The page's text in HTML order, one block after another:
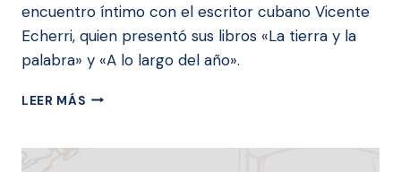
encuentro íntimo con el escritor cubano Vicente
Echerri, quien presentó sus libros «La tierra y la
palabra» y «A lo largo del año».
LEER MÁSLA
REFUGIO: